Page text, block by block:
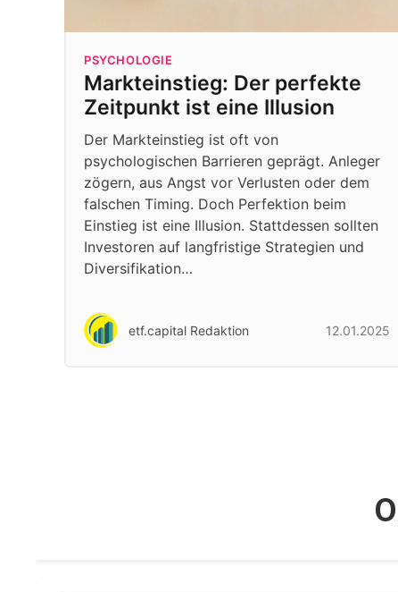
PSYCHOLOGIE
Markteinstieg: Der perfekte
Zeitpunkt ist eine Illusion
Der Markteinstieg ist oft von
psychologischen Barrieren geprägt. Anleger
zögern, aus Angst vor Verlusten oder dem
falschen Timing. Doch Perfektion beim
Einstieg ist eine Illusion. Stattdessen sollten
Investoren auf langfristige Strategien und
Diversifikation…
etf.capital Redaktion 12.01.2025